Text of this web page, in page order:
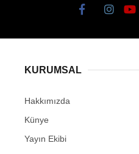
KURUMSAL
Hakkımızda
Künye
Yayın Ekibi